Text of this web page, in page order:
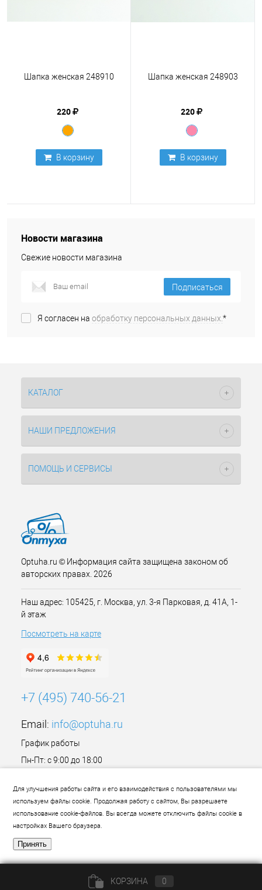
Шапка женская 248910
220
В корзину
Шапка женская 248903
220
В корзину
Новости магазина
Свежие новости магазина
Подписаться
Я согласен на обработку персональных данных.*
Для улучшения работы сайта и его взаимодействия с пользователями мы
используем файлы cookie. Продолжая работу с сайтом, Вы разрешаете
использование cookie-файлов. Вы всегда можете отключить файлы cookie в
настройках Вашего браузера.
Принять
КАТАЛОГ
НАШИ ПРЕДЛОЖЕНИЯ
ПОМОЩЬ И СЕРВИСЫ
Optuha.ru © Информация сайта защищена законом об
авторских правах. 2026
Наш адрес: 105425, г. Москва, ул. 3-я Парковая, д. 41А, 1-
й этаж
Посмотреть на карте
+7 (495) 740-56-21
Email: info@optuha.ru
График работы
Пн-Пт: с 9:00 до 18:00
КОРЗИНА 0